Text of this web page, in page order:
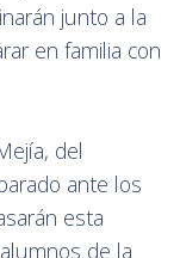
junto a la
en familia con
del
ante los
esta
de la